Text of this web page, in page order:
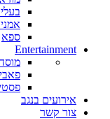
ספא
Entertainment
אירועים בנגב
צור קשר